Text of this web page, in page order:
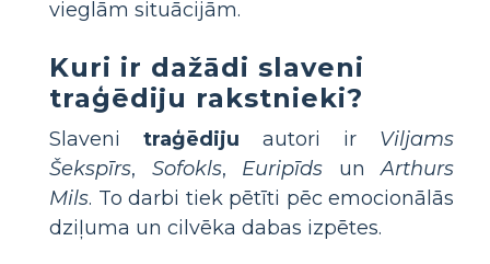
vieglām situācijām.
Kuri ir dažādi slaveni
traģēdiju rakstnieki?
Slaveni traģēdiju autori ir Viljams
Šekspīrs, Sofokls, Euripīds unArthurs
Mils. To darbi tiek pētīti pēc emocionālās
dziļuma un cilvēka dabas izpētes.